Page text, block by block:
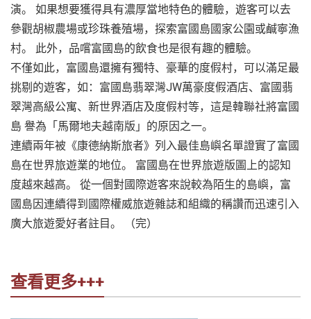
演。 如果想要獲得具有濃厚當地特色的體驗，遊客可以去
參觀胡椒農場或珍珠養殖場，探索富國島國家公園或鹹寧漁
村。 此外，品嚐富國島的飲食也是很有趣的體驗。
不僅如此，富國島還擁有獨特、豪華的度假村，可以滿足最
挑剔的遊客，如：富國島翡翠灣JW萬豪度假酒店、富國翡
翠灣高級公寓、新世界酒店及度假村等，這是韓聯社將富國
島 譽為「馬爾地夫越南版」的原因之一。
連續兩年被《康德納斯旅者》列入最佳島嶼名單證實了富國
島在世界旅遊業的地位。 富國島在世界旅遊版圖上的認知
度越來越高。 從一個對國際遊客來說較為陌生的島嶼，富
國島因連續得到國際權威旅遊雜誌和組織的稱讚而迅速引入
廣大旅遊愛好者註目。 （完）
查看更多+++